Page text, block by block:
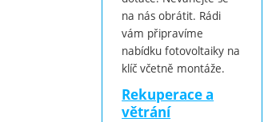
na nás obrátit. Rádi
vám připravíme
nabídku fotovoltaiky na
klíč včetně montáže.
Rekuperace a
větrání